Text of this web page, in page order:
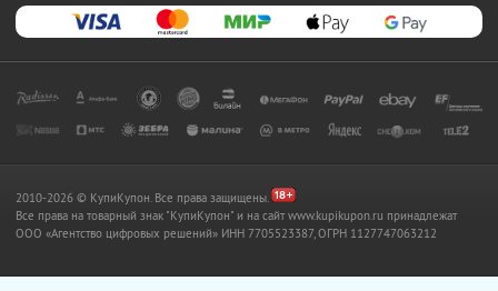
2010-2026 © КупиКупон. Все права защищены.
Все права на товарный знак "КупиКупон" и на сайт www.kupikupon.ru принадлежат
OOO «Агентство цифровых решений» ИНН 7705523387, ОГРН 1127747063212